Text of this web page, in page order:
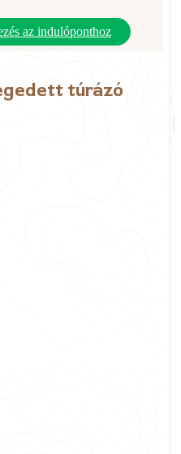
az indulóponthoz
túrázó